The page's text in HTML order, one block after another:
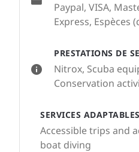
PRESTATIONS DE
Nitrox, Scuba
Conservation
SERVICES ADAPTABLES
Accessible trips and
boat diving
Paypal, VISA,
Express, Espèces